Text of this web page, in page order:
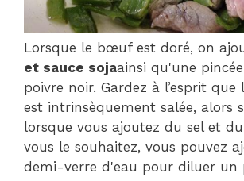
Lorsque le bœuf est doré, on
et sauce sojaainsi qu'une
poivre noir. Gardez à l’esprit que
est intrinsèquement salée, alors
lorsque vous ajoutez du sel et
vous le souhaitez, vous pouvez
demi-verre d'eau pour diluer un